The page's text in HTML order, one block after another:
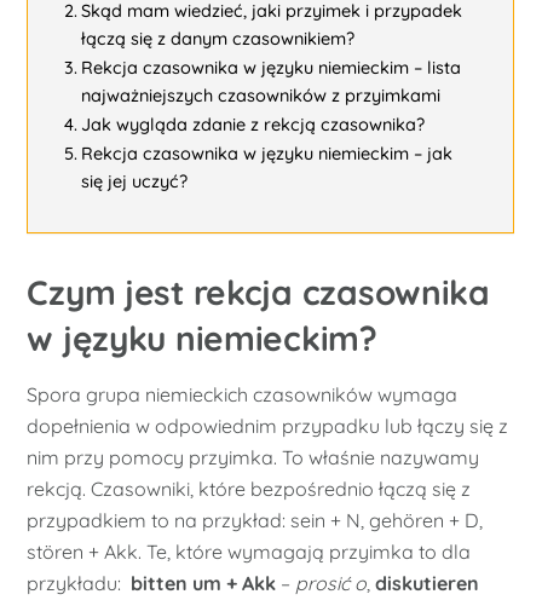
Skąd mam wiedzieć, jaki przyimek i przypadek
łączą się z danym czasownikiem?
Rekcja czasownika w języku niemieckim – lista
najważniejszych czasowników z przyimkami
Jak wygląda zdanie z rekcją czasownika?
Rekcja czasownika w języku niemieckim – jak
się jej uczyć?
Czym jest rekcja czasownika
w języku niemieckim?
Spora grupa niemieckich czasowników wymaga
dopełnienia w odpowiednim przypadku lub łączy się z
nim przy pomocy przyimka. To właśnie nazywamy
rekcją. Czasowniki, które bezpośrednio łączą się z
przypadkiem to na przykład: sein + N, gehören + D,
stören + Akk. Te, które wymagają przyimka to dla
przykładu: bitten um + Akk – prosić o ,diskutieren